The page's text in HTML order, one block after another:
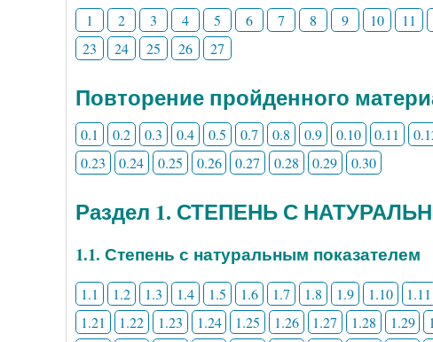
1 2 3 4 5 6 7 8 9 10 11
23
24 25 26 27
Повторение пройденного
0.1 0.2 0.3 0.4 0.5 0.7 0.8 0.9 0.10 0.11
0.23
0.24 0.25 0.26 0.27 0.28 0.29 0.30
Раздел 1. СТЕПЕНЬ С
1.1. Степень с натуральным показателем
1.1 1.2 1.3 1.4 1.5 1.6 1.7 1.8 1.9 1.10 1.11
1.21
1.22 1.23 1.24 1.25 1.26 1.27 1.28 1.29